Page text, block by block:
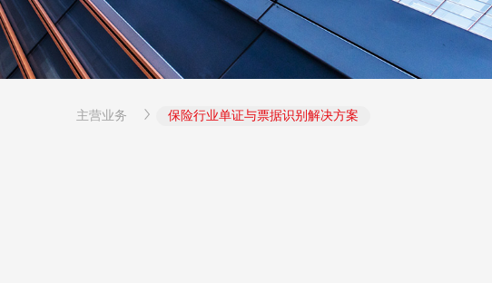
主营业务 保险行业单证与票据识别解决方案